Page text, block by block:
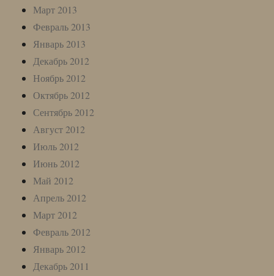
Март 2013
Февраль 2013
Январь 2013
Декабрь 2012
Ноябрь 2012
Октябрь 2012
Сентябрь 2012
Август 2012
Июль 2012
Июнь 2012
Май 2012
Апрель 2012
Март 2012
Февраль 2012
Январь 2012
Декабрь 2011